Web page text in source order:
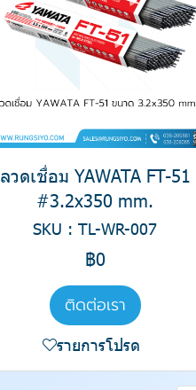
ลวดเชื่อม YAWATA FT-51
#3.2x350 mm.
SKU : TL-WR-007
฿0
ติดต่อเรา
รายการโปรด